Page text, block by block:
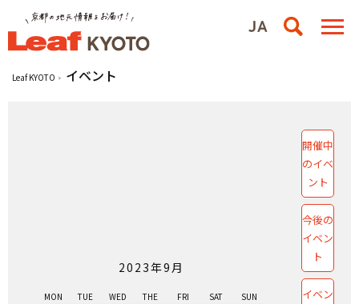
Leaf KYOTO イベント
2023年9月
MON TUE WED THE FRI SAT SUN
開催中
のイベ
ント
今後の
イベン
ト
イベン